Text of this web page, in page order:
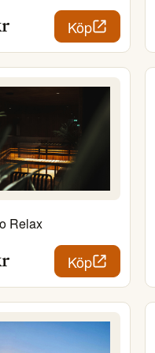
Köp
Relax
Köp